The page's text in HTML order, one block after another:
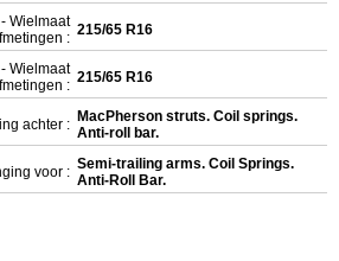
Wielmaat
: 215/65 R16
Wielmaat
: 215/65 R16
achter : MacPherson struts. Coil springs.
Anti-roll bar.
voor : Semi-trailing arms. Coil Springs.
Anti-Roll Bar.